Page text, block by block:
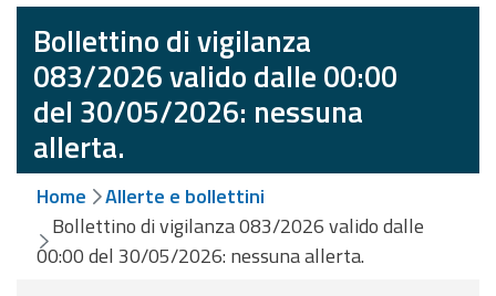
Allerte e
Bollettini
Meteo
Allerte e
Bollettini
Valanghe
Monitoraggio
eventi
Bollettino di vigilanza
083/2026 valido dalle 00:00
del 30/05/2026: nessuna
allerta.
Home
Allerte e bollettini
Bollettino di vigilanza 083/2026 valido dalle
00:00 del 30/05/2026: nessuna allerta.